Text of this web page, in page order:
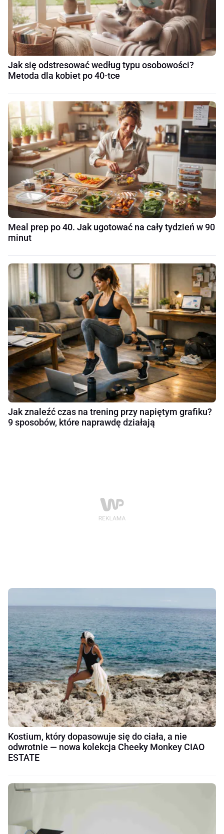
Jak się odstresować według typu osobowości?
Metoda dla kobiet po 40-tce
Meal prep po 40. Jak ugotować na cały tydzień w 90
minut
Jak znaleźć czas na trening przy napiętym grafiku?
9 sposobów, które naprawdę działają
Kostium, który dopasowuje się do ciała, a nie
odwrotnie — nowa kolekcja Cheeky Monkey CIAO
ESTATE